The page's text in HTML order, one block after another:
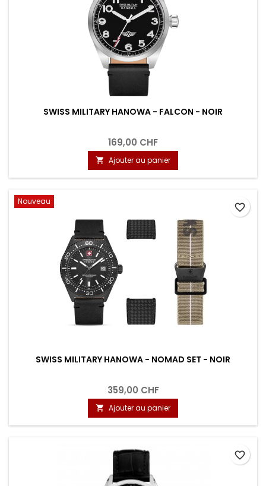
SWISS MILITARY HANOWA - FALCON - NOIR
169,00 CHF
 Ajouter au panier
Nouveau
SWISS MILITARY HANOWA - NOMAD SET - NOIR
359,00 CHF
 Ajouter au panier
favorite_border
favorite_border